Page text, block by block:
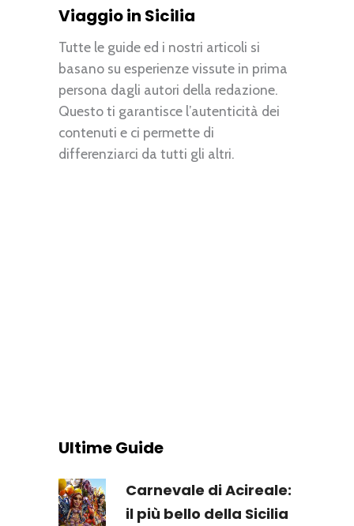
Viaggio in Sicilia
Tutte le guide ed i nostri articoli si
basano su esperienze vissute in prima
persona dagli autori della redazione.
Questo ti garantisce l’autenticità dei
contenuti e ci permette di
differenziarci da tutti gli altri.
Ultime Guide
Carnevale di Acireale:
il più bello della Sicilia